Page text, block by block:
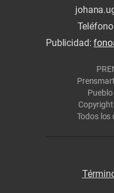
Publicidad:
Pueblo
Todos los